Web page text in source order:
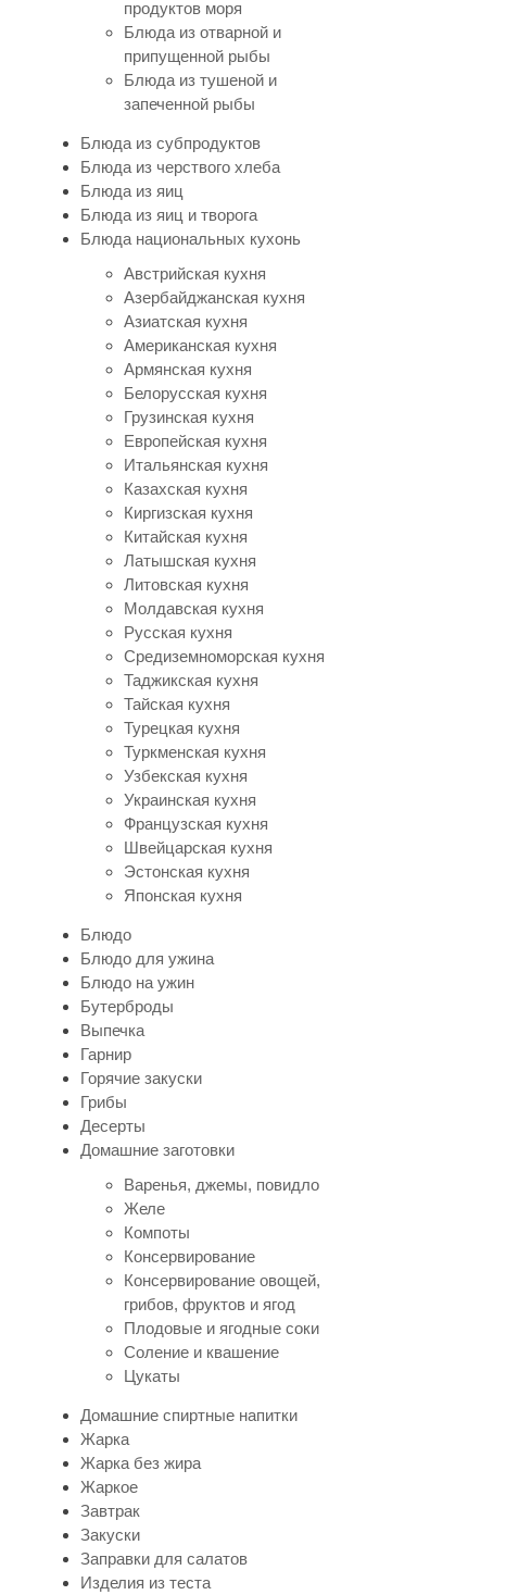
продуктов моря
Блюда из отварной и
припущенной рыбы
Блюда из тушеной и
запеченной рыбы
Блюда из субпродуктов
Блюда из черствого хлеба
Блюда из яиц
Блюда из яиц и творога
Блюда национальных кухонь
Австрийская кухня
Азербайджанская кухня
Азиатская кухня
Американская кухня
Армянская кухня
Белорусская кухня
Грузинская кухня
Европейская кухня
Итальянская кухня
Казахская кухня
Киргизская кухня
Китайская кухня
Латышская кухня
Литовская кухня
Молдавская кухня
Русская кухня
Средиземноморская кухня
Таджикская кухня
Тайская кухня
Турецкая кухня
Туркменская кухня
Узбекская кухня
Украинская кухня
Французская кухня
Швейцарская кухня
Эстонская кухня
Японская кухня
Блюдо
Блюдо для ужина
Блюдо на ужин
Бутерброды
Выпечка
Гарнир
Горячие закуски
Грибы
Десерты
Домашние заготовки
Варенья, джемы, повидло
Желе
Компоты
Консервирование
Консервирование овощей,
грибов, фруктов и ягод
Плодовые и ягодные соки
Соление и квашение
Цукаты
Домашние спиртные напитки
Жарка
Жарка без жира
Жаркое
Завтрак
Закуски
Заправки для салатов
Изделия из теста